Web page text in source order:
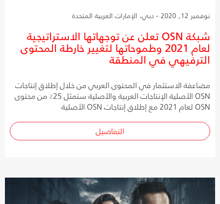
نوفمبر 12, 2020 - دبي، الإمارات العربية المتحدة
شبكة OSN تعلن عن توجهاتها الاستراتيجية
لعام 2021 وطموحاتها لتغيير خارطة المحتوى
الترفيهي في المنطقة
مضاعفة الاستثمار في المحتوى العربي من خلال إطلاق إنتاجات
OSN الأصلية الإنتاجات العربية والأصلية ستمثل 25٪ من محتوى
OSN لعام 2021 مع إطلاق إنتاجات OSN الأصلية
التفاصيل